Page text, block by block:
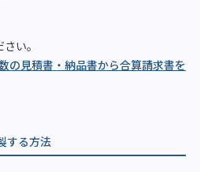
い。
の見積書・納品書から合算請求書を
する方法